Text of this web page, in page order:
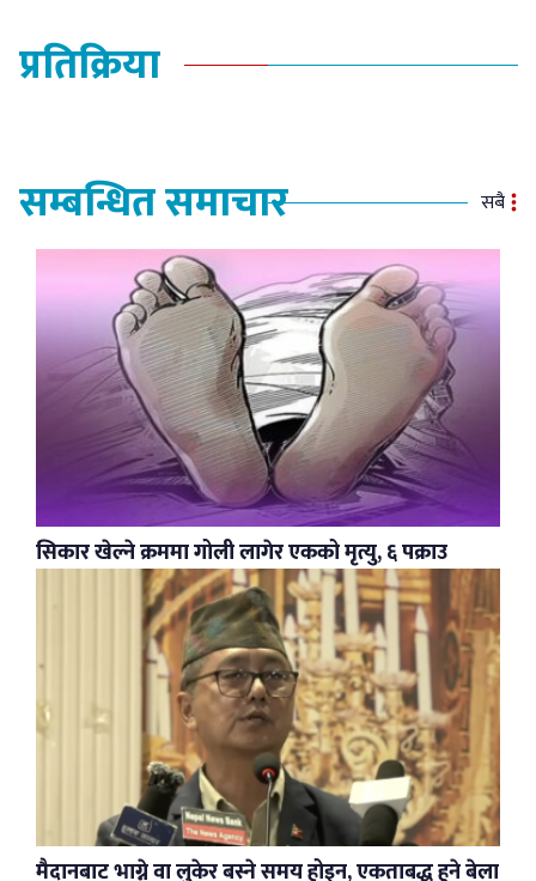
प्रतिक्रिया
सम्बन्धित समाचार सबै
सिकार खेल्ने क्रममा गोली लागेर एकको मृत्यु, ६ पक्राउ
मैदानबाट भाग्ने वा लुकेर बस्ने समय होइन, एकताबद्ध हुने बेला